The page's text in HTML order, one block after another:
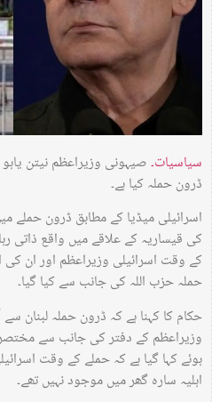
سیاسیات۔صیہونی وزیراعظم نیتن
ڈرون حملہ کیا ہے۔
اسرائیلی میڈیا کے مطابق ڈرون حملے
کی قیساریہ کے علاقے میں واقع ذاتی
کے وقت اسرائیلی وزیراعظم اور ان کی
حملہ حزب اللہ کی جانب سے کیا گیا۔
حکام کا کہنا ہے کہ ڈرون حملہ لبنان
وزیراعظم کے دفتر کی جانب سے
ہوئے کہا گیا ہے کہ حملے کے وقت
اہلیہ سارہ گھر میں موجود نہیں تھے۔